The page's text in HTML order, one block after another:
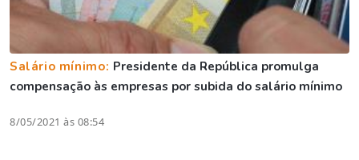
Salário mínimo: Presidente da República promulga
compensação às empresas por subida do salário mínimo
8/05/2021 às 08:54